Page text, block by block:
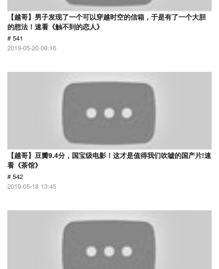
【越哥】男子发现了一个可以穿越时空的信箱，于是有了一个大胆
的想法！速看《触不到的恋人》
# 541
2019-05-20 09:16
【越哥】豆瓣9.4分，国宝级电影！这才是值得我们吹嘘的国产片!速
看《茶馆》
# 542
2019-05-18 13:45